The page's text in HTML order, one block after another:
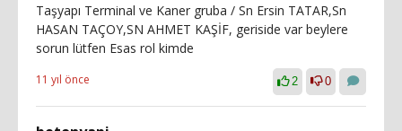
Taşyapı Terminal ve Kaner gruba / Sn Ersin TATAR,Sn
HASAN TAÇOY,SN AHMET KAŞİF, geriside var beylere
sorun lütfen Esas rol kimde
11 yıl önce 2 0